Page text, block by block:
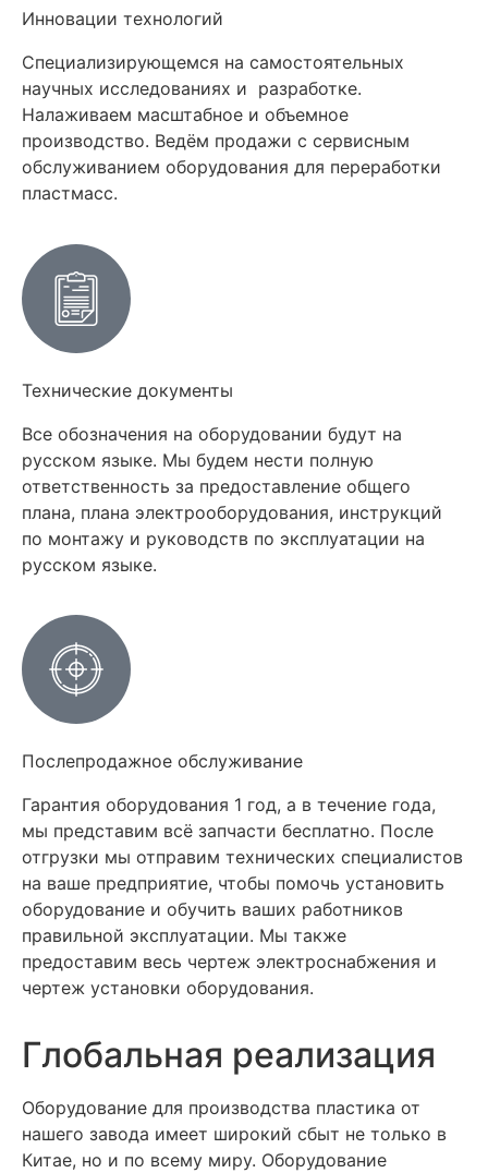
Инновации технологий
Специализирующемся на самостоятельных
научных исследованиях и разработке.
Налаживаем масштабное и объемное
производство. Ведём продажи с сервисным
обслуживанием оборудования для переработки
пластмасс.
Технические документы
Все обозначения на оборудовании будут на
русском языке. Мы будем нести полную
ответственность за предоставление общего
плана, плана электрооборудования, инструкций
по монтажу и руководств по эксплуатации на
русском языке.
Послепродажное обслуживание
Гарантия оборудования 1 год, а в течение года,
мы представим всё запчасти бесплатно. После
отгрузки мы отправим технических специалистов
на ваше предприятие, чтобы помочь установить
оборудование и обучить ваших работников
правильной эксплуатации. Мы также
предоставим весь чертеж электроснабжения и
чертеж установки оборудования.
Глобальная реализация
Оборудование для производства пластика от
нашего завода имеет широкий сбыт не только в
Китае, но и по всему миру. Оборудование